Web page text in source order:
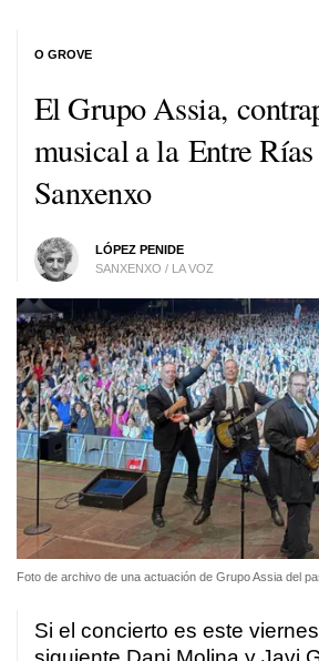
El Grupo Assia,
musical a la Entre
Sanxenxo
LÓPEZ PENIDE
SANXENXO / LA VOZ
O GROVE
Foto de archivo de una actuación de Grupo Assia del
Si el concierto es este